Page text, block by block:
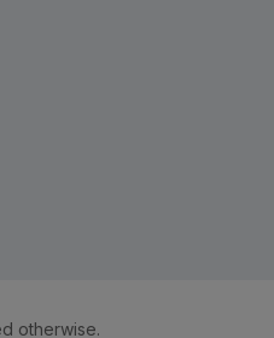
otherwise.